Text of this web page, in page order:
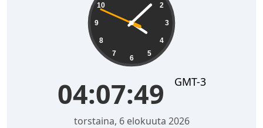
2
3
4
5
6
7
8
9
10
04:07:49 GMT-3
torstaina, 6 elokuuta 2026